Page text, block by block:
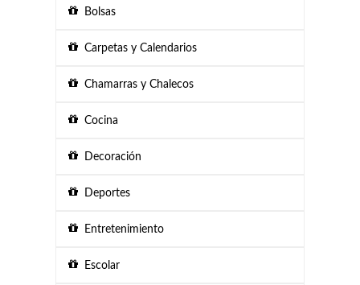
Bolsas
Carpetas y Calendarios
Chamarras y Chalecos
Cocina
Decoración
Deportes
Entretenimiento
Escolar